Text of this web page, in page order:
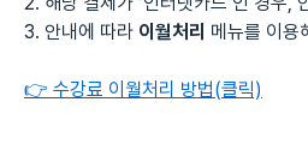
3. 안내에 따라 이월처리 메뉴를 이용
👉 수강료 이월처리 방법(클릭)